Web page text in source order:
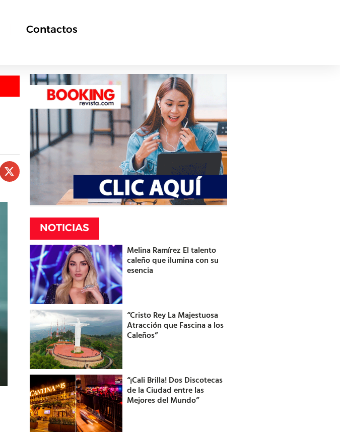
Contactos
NOTICIAS
Melina Ramírez El talento
caleño que ilumina con su
esencia
“Cristo Rey La Majestuosa
Atracción que Fascina a los
Caleños”
“¡Cali Brilla! Dos Discotecas
de la Ciudad entre las
Mejores del Mundo”